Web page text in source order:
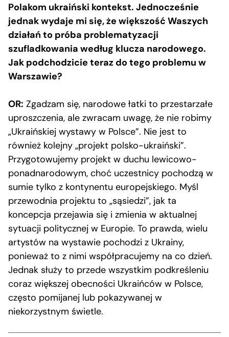
Polakom ukraiński kontekst. Jednocześnie
jednak wydaje mi się, że większość Waszych
działań to próba problematyzacji
szufladkowania według klucza narodowego.
Jak podchodzicie teraz do tego problemu w
Warszawie?
OR: Zgadzam się, narodowe łatki to przestarzałe
uproszczenia, ale zwracam uwagę, że nie robimy
„Ukraińskiej wystawy w Polsce”. Nie jest to
również kolejny „projekt polsko-ukraiński”.
Przygotowujemy projekt w duchu lewicowo-
ponadnarodowym, choć uczestnicy pochodzą w
sumie tylko z kontynentu europejskiego. Myśl
przewodnia projektu to „sąsiedzi”, jak ta
koncepcja przejawia się i zmienia w aktualnej
sytuacji politycznej w Europie. To prawda, wielu
artystów na wystawie pochodzi z Ukrainy,
ponieważ to z nimi współpracujemy na co dzień.
Jednak służy to przede wszystkim podkreśleniu
coraz większej obecności Ukraińców w Polsce,
często pomijanej lub pokazywanej w
niekorzystnym świetle.